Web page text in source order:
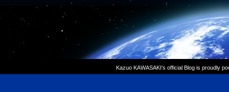
Kazuo KAWASAKI’s official Blog is proudly